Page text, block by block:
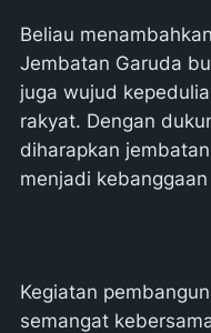
Beliau
Jembatan Garuda
juga wujud
rakyat. Dengan
diharapkan
menjadi
Kegiatan
semangat